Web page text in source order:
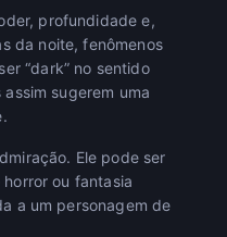
profundidade e,
da noite, fenômenos
“dark” no sentido
sugerem uma
Ele pode ser
ou fantasia
a um personagem de